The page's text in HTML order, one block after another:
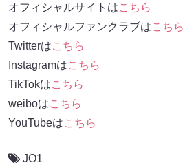
オフィシャルサイトはこちら
オフィシャルファンクラブはこちら
Twitterはこちら
Instagramはこちら
TikTokはこちら
weiboはこちら
YouTubeはこちら
JO1